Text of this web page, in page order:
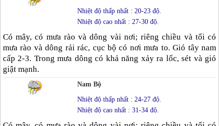
Nhiệt độ thấp nhất : 20-23 độ.
Nhiệt độ cao nhất : 27-30 độ.
Có mây, có mưa rào và dông vài nơi; riêng chiều và tối có
mưa rào và dông rải rác, cục bộ có nơi mưa to. Gió tây nam
cấp 2-3. Trong mưa dông có khả năng xảy ra lốc, sét và gió
giật mạnh.
Nam Bộ
Nhiệt độ thấp nhất : 24-27 độ.
Nhiệt độ cao nhất : 31-34 độ.